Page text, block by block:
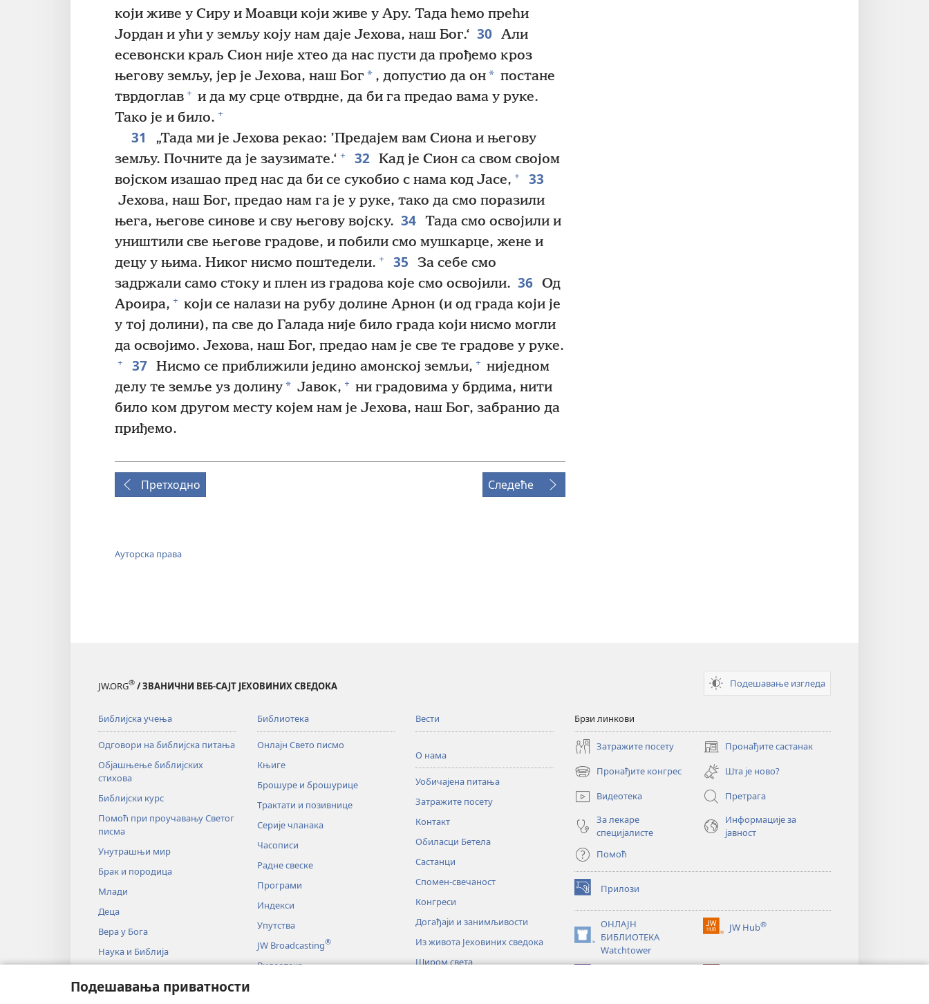
Подешавања приватности
који живе у Сиру и Моавци који живе у Ару. Тада ћемо прећи
Јордан и ући у земљу коју нам даје Јехова, наш Бог.‘ 30 Али
есевонски краљ Сион није хтео да нас пусти да прођемо кроз
његову земљу, јер је Јехова, наш Бог * , допустио да он* постане
тврдоглав + и да му срце отврдне, да би га предао вама у руке.
Тако је и било. +
31
„Тада ми је Јехова рекао: ’Предајем вам Сиона и његову
земљу. Почните да је заузимате.‘ + 32 Кад је Сион са свом својом
војском изашао пред нас да би се сукобио с нама код Јасе, + 33
Јехова, наш Бог, предао нам га је у руке, тако да смо поразили
њега, његове синове и сву његову војску. 34 Тада смо освојили и
уништили све његове градове, и побили смо мушкарце, жене и
децу у њима. Никог нисмо поштедели. + 35
За себе смо
задржали само стоку и плен из градова које смо освојили. 36 Од
Ароира, + који се налази на рубу долине Арнон (и од града који је
у тој долини), па све до Галада није било града који нисмо могли
да освојимо. Јехова, наш Бог, предао нам је све те градове у руке.
+ 37 Нисмо се приближили једино амонској земљи, + ниједном
делу те земље уз долину* Јавок, + ни градовима у брдима, нити
било ком другом месту којем нам је Јехова, наш Бог, забранио да
приђемо.
Претходно Следеће
Ауторска права
JW.ORG® / ЗВАНИЧНИ ВЕБ-САЈТ ЈЕХОВИНИХ СВЕДОКА Подешавање изгледа
Библијска учења
Одговори на библијска питања
Објашњење библијских
стихова
Библијски курс
Помоћ при проучавању Светог
писма
Унутрашњи мир
Брак и породица
Млади
Деца
Вера у Бога
Наука и Библија
Библиотека
Онлајн Свето писмо
Књиге
Брошуре и брошурице
Трактати и позивнице
Серије чланака
Часописи
Радне свеске
Програми
Индекси
Упутства
JW Broadcasting®
Видеотека
Вести
О нама
Уобичајена питања
Затражите посету
Контакт
Обиласци Бетела
Састанци
Спомен-свечаност
Конгреси
Догађаји и занимљивости
Из живота Јеховиних сведока
Широм света
Брзи линкови
Затражите посету Пронађите састанак
(отвара
нови
прозор)
Пронађите конгрес
(отвара
нови
прозор)
Шта је ново?
Видеотека
Претрага
За лекаре
специјалисте
Информације за
јавност
Помоћ
Прилози
(отвара
нови
прозор)ОНЛАЈН
БИБЛИОТЕКА
Watchtower
(отвара
JW Hub®
(отвара